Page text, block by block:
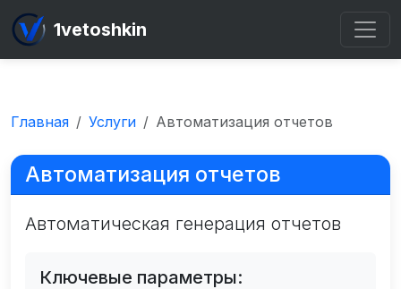
1vetoshkin
Главная Услуги Автоматизация отчетов
Автоматизация отчетов
Автоматическая генерация отчетов
Ключевые параметры: